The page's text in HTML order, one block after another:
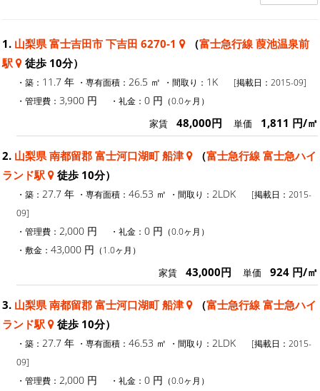
1. 山梨県 富士吉田市 下吉田 6270-1 （富士急行線 葭池温泉前
駅
徒歩 10分）
・築： 11.7 年 ・専有面積： 26.5 ㎡ ・間取り： 1K
[掲載日：2015-09]
・管理費： 3,900 円 ・礼金： 0 円 （0.0ヶ月）
家賃 48,000円 単価 1,811 円/㎡
2. 山梨県 南都留郡 富士河口湖町 船津 （富士急行線 富士急ハイ
ランド駅
徒歩 10分）
・築： 27.7 年 ・専有面積： 46.53 ㎡ ・間取り： 2LDK
[掲載日：2015-
09]
・管理費： 2,000 円 ・礼金： 0 円 （0.0ヶ月）
・敷金： 43,000 円 （1.0ヶ月）
家賃 43,000円 単価 924 円/㎡
3. 山梨県 南都留郡 富士河口湖町 船津 （富士急行線 富士急ハイ
ランド駅
徒歩 10分）
・築： 27.7 年 ・専有面積： 46.53 ㎡ ・間取り： 2LDK
[掲載日：2015-
09]
・管理費： 2,000 円 ・礼金： 0 円 （0.0ヶ月）